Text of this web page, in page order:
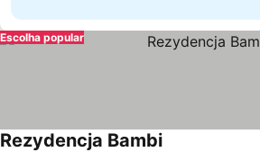
Escolha popular
Rezydencja Bambi